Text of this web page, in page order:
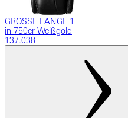
GROSSE LANGE 1
in 750er Weißgold
137.038